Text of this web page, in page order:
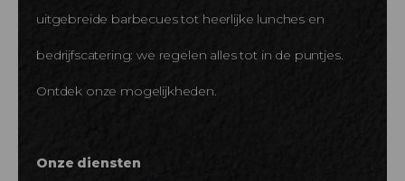
uitgebreide barbecues tot heerlijke lunches en
bedrijfscatering: we regelen alles tot in de puntjes.
Ontdek onze mogelijkheden.
Onze diensten